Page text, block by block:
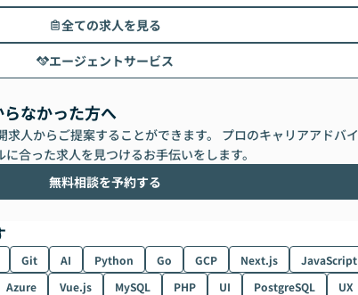
全ての求人を見る
エージェントサービス
なかった方へ
求人からご提案することができます。 プロのキャリアアドバイ
合った求人を見つけるお手伝いをします。
無料相談を予約する
Git AI Python Go GCP Next.js
JavaScript
Azure Vue.js MySQL PHP UI PostgreSQL UX